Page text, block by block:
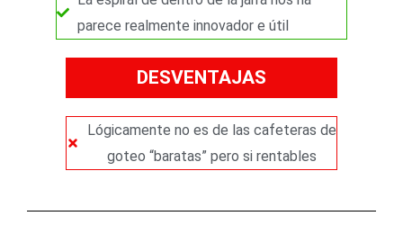
parece realmente innovador e útil
DESVENTAJAS
Lógicamente no es de las cafeteras de
goteo “baratas” pero si rentables